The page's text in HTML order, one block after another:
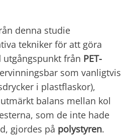
denna studie
tekniker för att göra
från PET-
som vanligtvis
i plastflaskor),
balans mellan kol
som de inte hade
gjordes på polystyren.